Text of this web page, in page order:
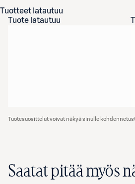
Tuotteet latautuu
Tuote latautuu
Tuotesuosittelut voivat näkyä sinulle
Saatat pitää myös